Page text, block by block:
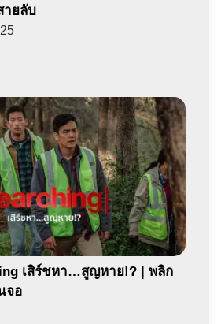
ายลับ
เสิร์ชหา…สูญหาย!? | พลิก
จอ